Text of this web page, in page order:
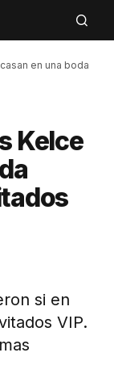
en una boda
Kelce
si en
VIP.